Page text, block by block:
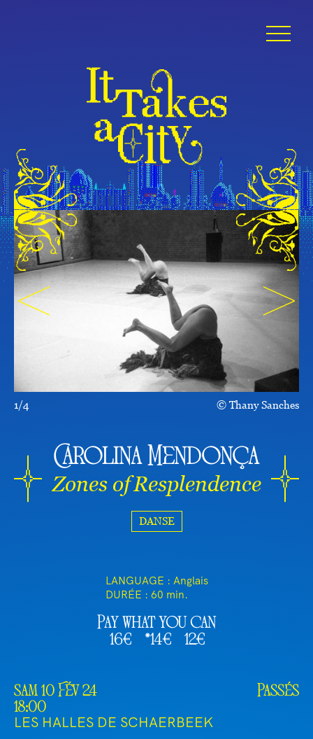
1/4 Thany Sanches
Carolina Mendonça
Zones of Resplendence
DANSE
LANGUAGE : Anglais
DURÉE : 60 min.
sam 10 Fév 24
18:00
Passés
LES HALLES DE SCHAERBEEK
Pay what you can
16€
*14€ 12€